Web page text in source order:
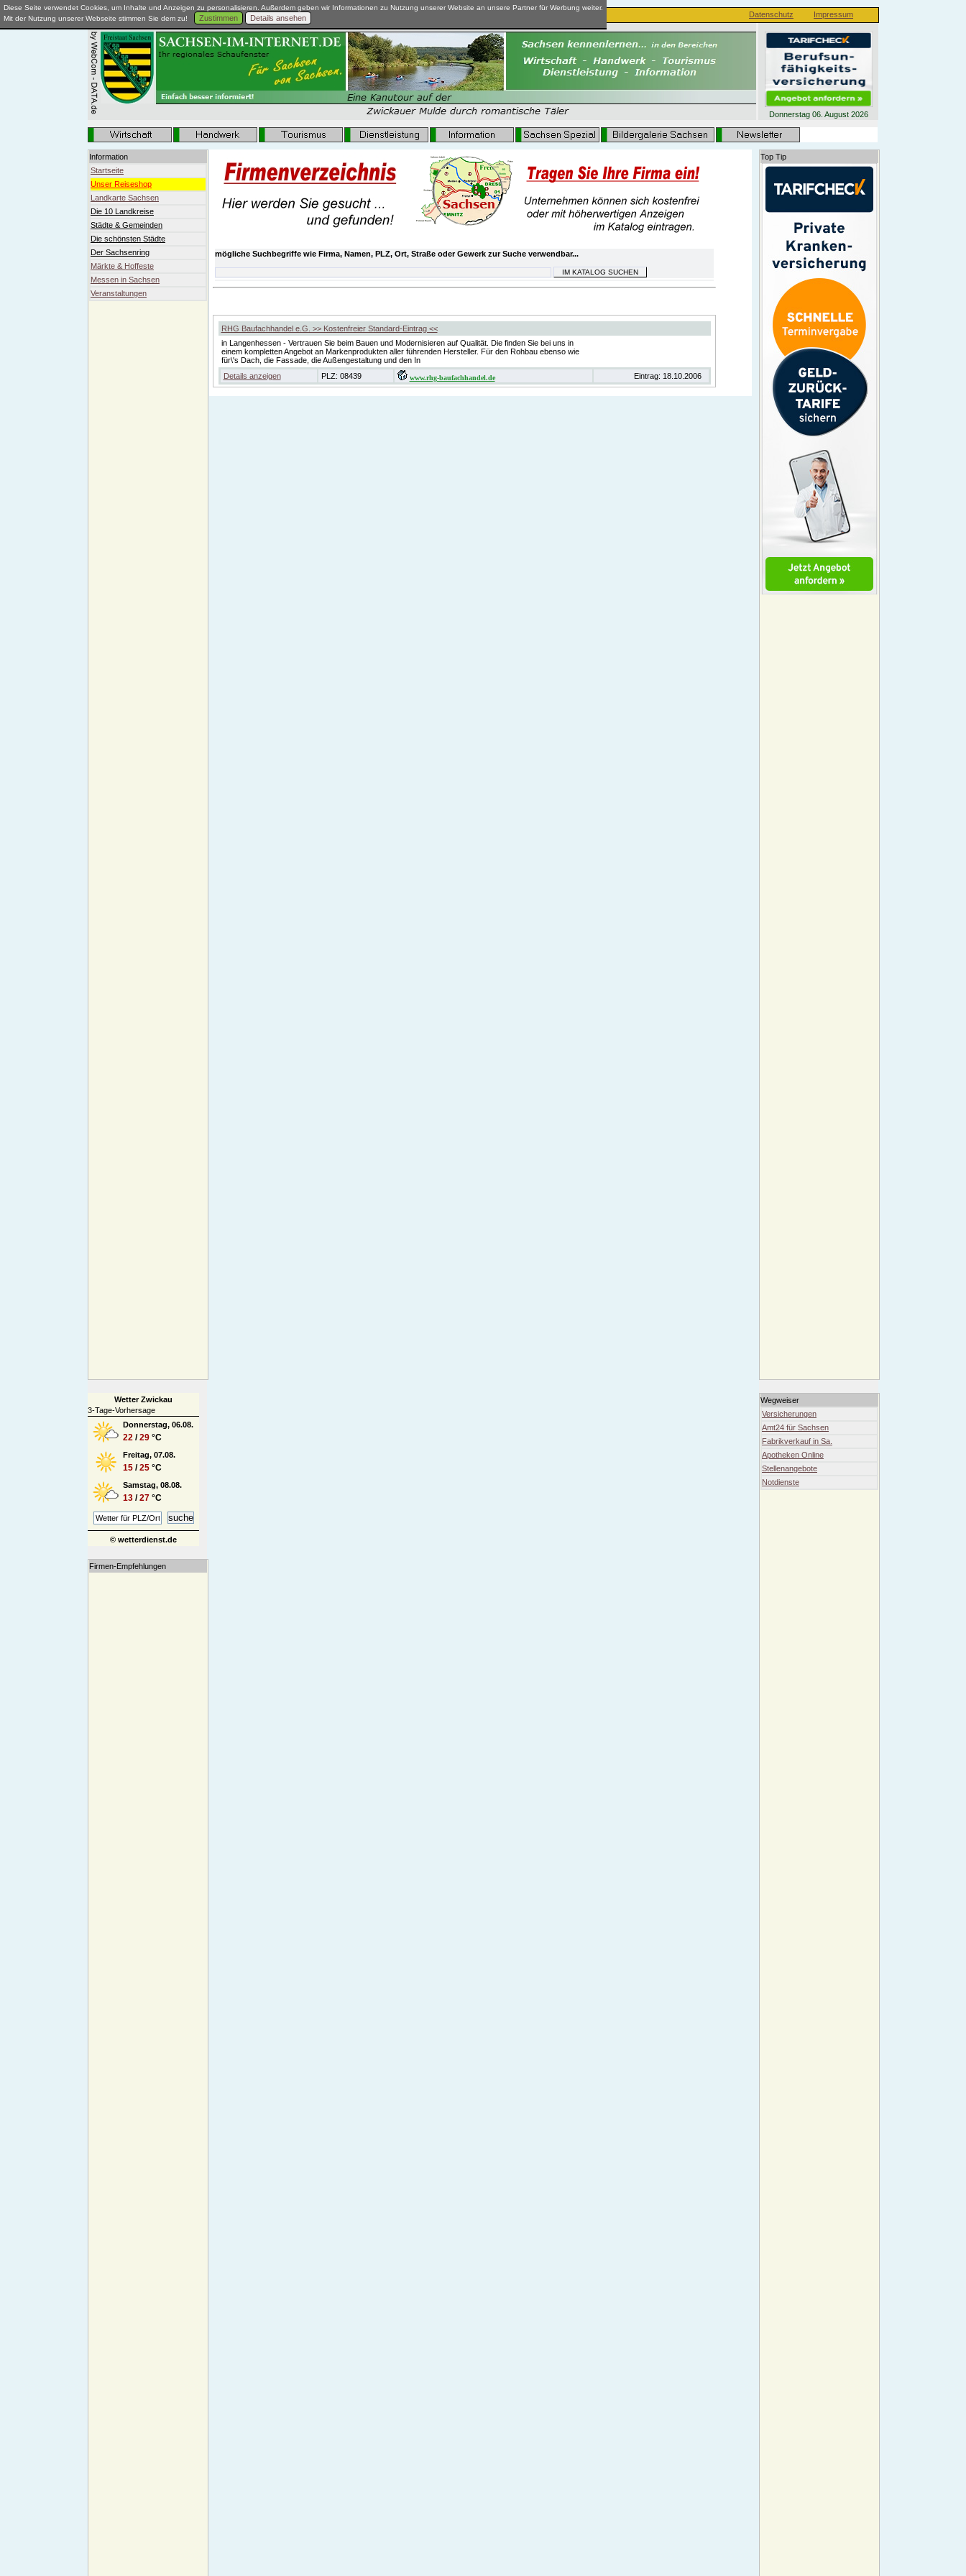
Diese Seite verwendet Cookies, um Inhalte und Anzeigen zu personalisieren. Außerdem geben wir Informationen zu Nutzung unserer Website an unsere Partner für Werbung weiter.
Mit der Nutzung unserer Webseite stimmen Sie dem zu!
Zustimmen Details ansehen Impressum
Datenschutz
Donnerstag 06. August 2026
Information
Startseite
Unser Reiseshop
Landkarte Sachsen
Die 10 Landkreise
Städte & Gemeinden
Die schönsten Städte
Der Sachsenring
Märkte & Hoffeste
Messen in Sachsen
Veranstaltungen
Wetter Zwickau
3-Tage-Vorhersage
Donnerstag, 06.08.
22 /29 °C
Freitag, 07.08.
15 /25 °C
Samstag, 08.08.
13 /27 °C
© wetterdienst.de
Firmen-Empfehlungen
Top Tip
Wegweiser
Versicherungen
Amt24 für Sachsen
Fabrikverkauf in Sa.
Apotheken Online
Stellenangebote
Notdienste
mögliche Suchbegriffe wie Firma, Namen, PLZ, Ort, Straße oder Gewerk zur Suche verwendbar...
RHG Baufachhandel e.G. >> Kostenfreier Standard-Eintrag <<
in Langenhessen - Vertrauen Sie beim Bauen und Modernisieren auf Qualität. Die finden Sie bei uns in
einem kompletten Angebot an Markenprodukten aller führenden Hersteller. Für den Rohbau ebenso wie
für\'s Dach, die Fassade, die Außengestaltung und den In
Details anzeigen
PLZ: 08439 www.rhg-baufachhandel.de Eintrag: 18.10.2006